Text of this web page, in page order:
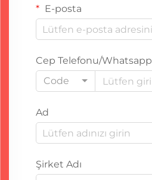
E-posta
Cep Telefonu/Whatsapp
Code
Ad
Şirket Adı